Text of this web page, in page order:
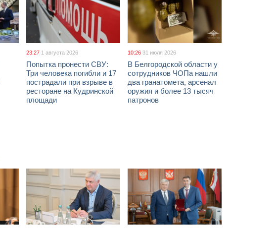
23:27 1 августа 2026
Попытка пронести СВУ:
Три человека погибли и 17
пострадали при взрыве в
ресторане на Кудринской
площади
10:26 31 июля 2026
В Белгородской области у
сотрудников ЧОПа нашли
два гранатомета, арсенал
оружия и более 13 тысяч
патронов